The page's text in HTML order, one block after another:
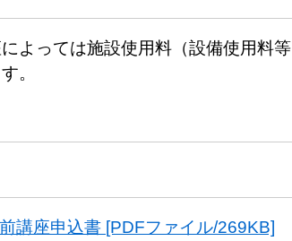
よっては施設使用料（設備使用料等
。
講座申込書 [PDFファイル/269KB]